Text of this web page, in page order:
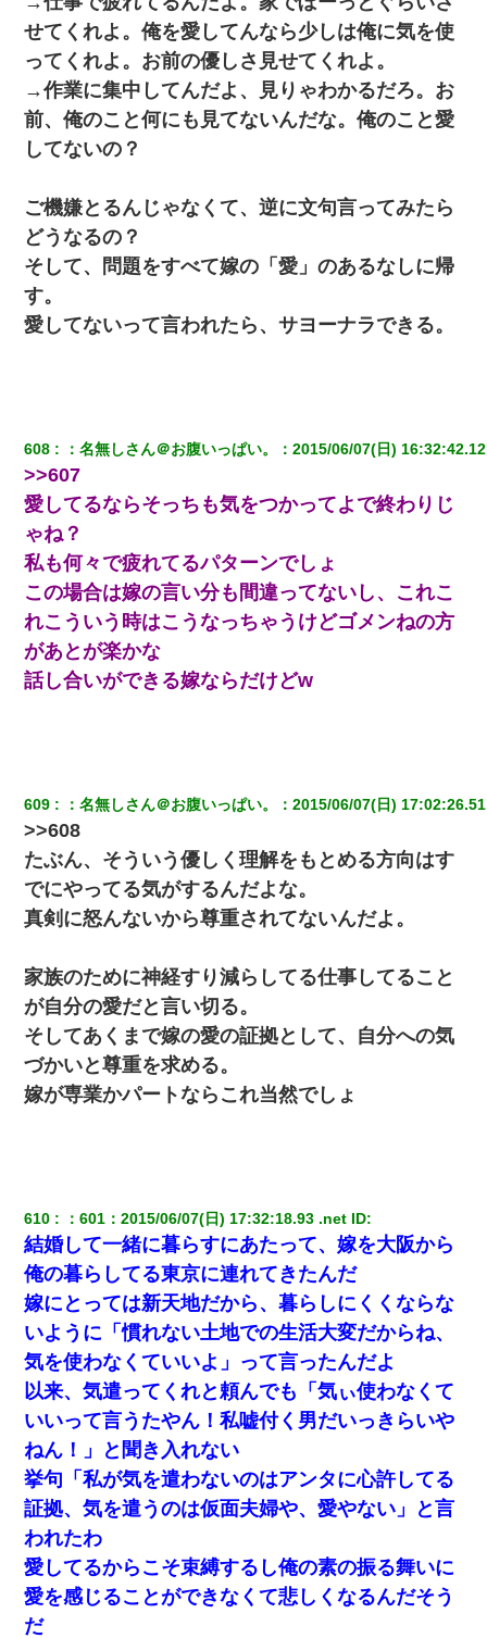
我が家のガレージに見知らぬ車。俺「もしもし、玄関にもシャッ
ターリモコンあるだろ？DOWNのボタン押してｗ」→ 待つこと１
時間弱・・・
【衝撃】職場に入って来た綺麗な新人さんに職場を案内すること
に → 新人「ドンッ！」私「！？」→ 突然、突き飛ばされて左手
宅飲みで女友達の乳を見てしまった・・・
小学生の妹が20代の弟とチューしてるのに、見て見ぬふりの親を
見てから実家を出た。それから15年、妹が弟の子を妊娠したらし
くもう堕胎できない月なんだと母から連絡がきた…｜生活｜ワロ
タあんてな
放置子が病院送りになったらしい → 俺（二度と帰ってくるなよ…
嫁を半身不随にしやがった恨みは、正直こんなもんじゃ晴れな
い）
子供の頃、母の弟にイタズラされてて中学に入ってから関係を持
ってしまった。拒絶したら「全部バラしてやる」と脅迫されたの
で両親に全部話した。
ナンパにほいほい付いていった私、地獄に落ちる
ＤＮＡ検査『血縁関係０％』旦那「やっぱり托卵だったんだ…」
リしてた
スマホを与えられて、中学卒業する頃にはすっかり女叩きに洗脳
された弟が、大学進学のために一人暮らししたいと言い出した。
近所のお寺に住み込みで手伝いしてる知的障害のオッサンがい
昨日37歳のおばさんと行為したんだけどめちゃくちゃだった
【驚愕】5000円でＪＫと行為してきたが後悔しかない…
元旦那から復縁要請。息子「最新型のiPhoneも買えない貧乏は嫌
だ、再婚して」私「なら父親と暮らせ」息子「やった＾＾」私
（もう手遅れだったんだな…）
小学生の息子が急に様子がおかしくなった。私「理由を聞いても
『わかんない！』って怒鳴り付けてくるし、困っってる」旦那
「話してみるよ」→ 後日・・・
【画像】女上司(30)「終電なくなったね…部屋くる？」ワイ「行
【まぬけ】夫「離婚だ！」私「わかった。で？」夫「慰謝料
だ！」私「いいけど弁護士通して。私も請求する」夫「」
彼氏家「うちは墨入れるのが伝統だから。お前も彫れ」 → 結果…
とっさに女児を捕まえたら変質者扱いされた。母親「あっち行っ
てよ！気持ち悪い！（ｼｯｼｯ」→ 後日、俺を見つけた母親がすっ飛
んできて・・・
せてくれよ。俺を愛してんなら少しは俺に気を使
ってくれよ。お前の優しさ見せてくれよ。
→作業に集中してんだよ、見りゃわかるだろ。お
前、俺のこと何にも見てないんだな。俺のこと愛
してないの？
ご機嫌とるんじゃなくて、逆に文句言ってみたら
どうなるの？
そして、問題をすべて嫁の「愛」のあるなしに帰
す。
愛してないって言われたら、サヨーナラできる。
608 ：名無しさん＠お腹いっぱい。 ：2015/06/07(日)
>>607
愛してるならそっちも気をつかってよで終わりじ
ゃね？
私も何々で疲れてるパターンでしょ
この場合は嫁の言い分も間違ってないし、これこ
れこういう時はこうなっちゃうけどゴメンねの方
があとが楽かな
話し合いができる嫁ならだけどw
609 ：名無しさん＠お腹いっぱい。 ：2015/06/07(日)
>>608
たぶん、そういう優しく理解をもとめる方向はす
でにやってる気がするんだよな。
真剣に怒んないから尊重されてないんだよ。
家族のために神経すり減らしてる仕事してること
が自分の愛だと言い切る。
そしてあくまで嫁の愛の証拠として、自分への気
づかいと尊重を求める。
嫁が専業かパートならこれ当然でしょ
610 ：601 ：2015/06/07(日) 17:32:18.93 .net ID:
結婚して一緒に暮らすにあたって、嫁を大阪から
俺の暮らしてる東京に連れてきたんだ
嫁にとっては新天地だから、暮らしにくくならな
いように「慣れない土地での生活大変だからね、
気を使わなくていいよ」って言ったんだよ
以来、気遣ってくれと頼んでも「気ぃ使わなくて
いいって言うたやん！私嘘付く男だいっきらいや
ねん！」と聞き入れない
挙句「私が気を遣わないのはアンタに心許してる
証拠、気を遣うのは仮面夫婦や、愛やない」と言
われたわ
愛してるからこそ束縛するし俺の素の振る舞いに
愛を感じることができなくて悲しくなるんだそう
だ